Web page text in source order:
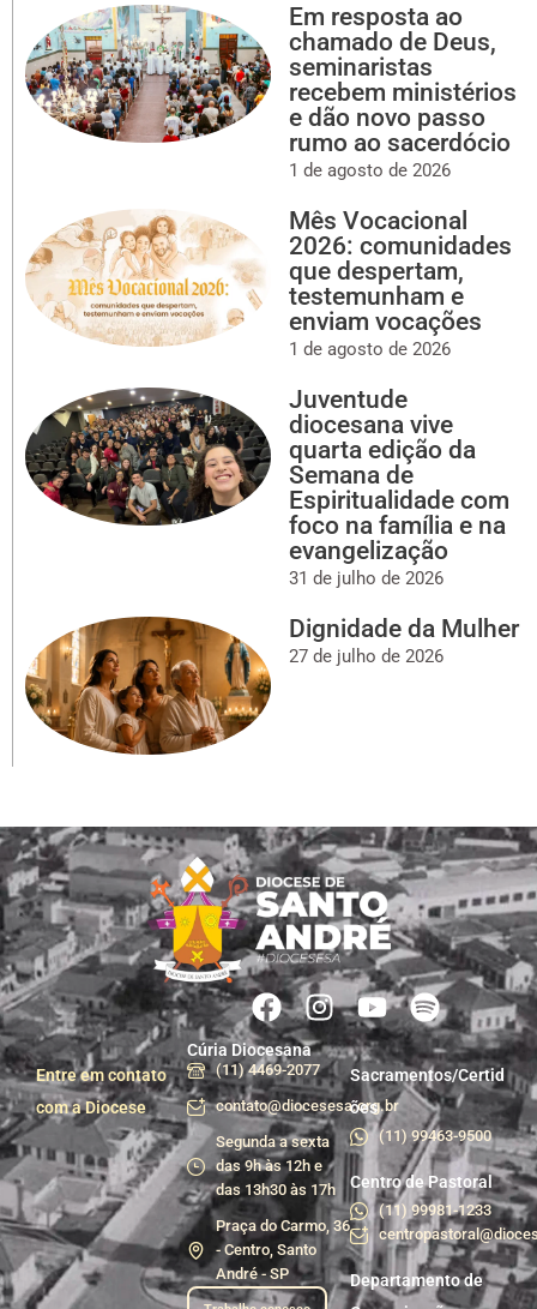
Em resposta ao
chamado de Deus,
seminaristas
recebem ministérios
e dão novo passo
rumo ao sacerdócio
1 de agosto de 2026
Mês Vocacional
2026: comunidades
que despertam,
testemunham e
enviam vocações
1 de agosto de 2026
Juventude
diocesana vive
quarta edição da
Semana de
Espiritualidade com
foco na família e na
evangelização
31 de julho de 2026
Dignidade da Mulher
27 de julho de 2026
Entre em contato
com a Diocese
Cúria Diocesana
(11) 4469-2077
contato@diocesesa.org.br
Segunda a sexta
das 9h às 12h e
das 13h30 às 17h
Praça do Carmo, 36
- Centro, Santo
André - SP
Sacramentos/Certid
ões
(11) 99463-9500
Centro de Pastoral
(11) 99981-1233
Departamento de